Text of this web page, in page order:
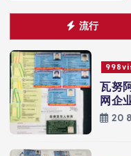
流行
瓦努
网企
20